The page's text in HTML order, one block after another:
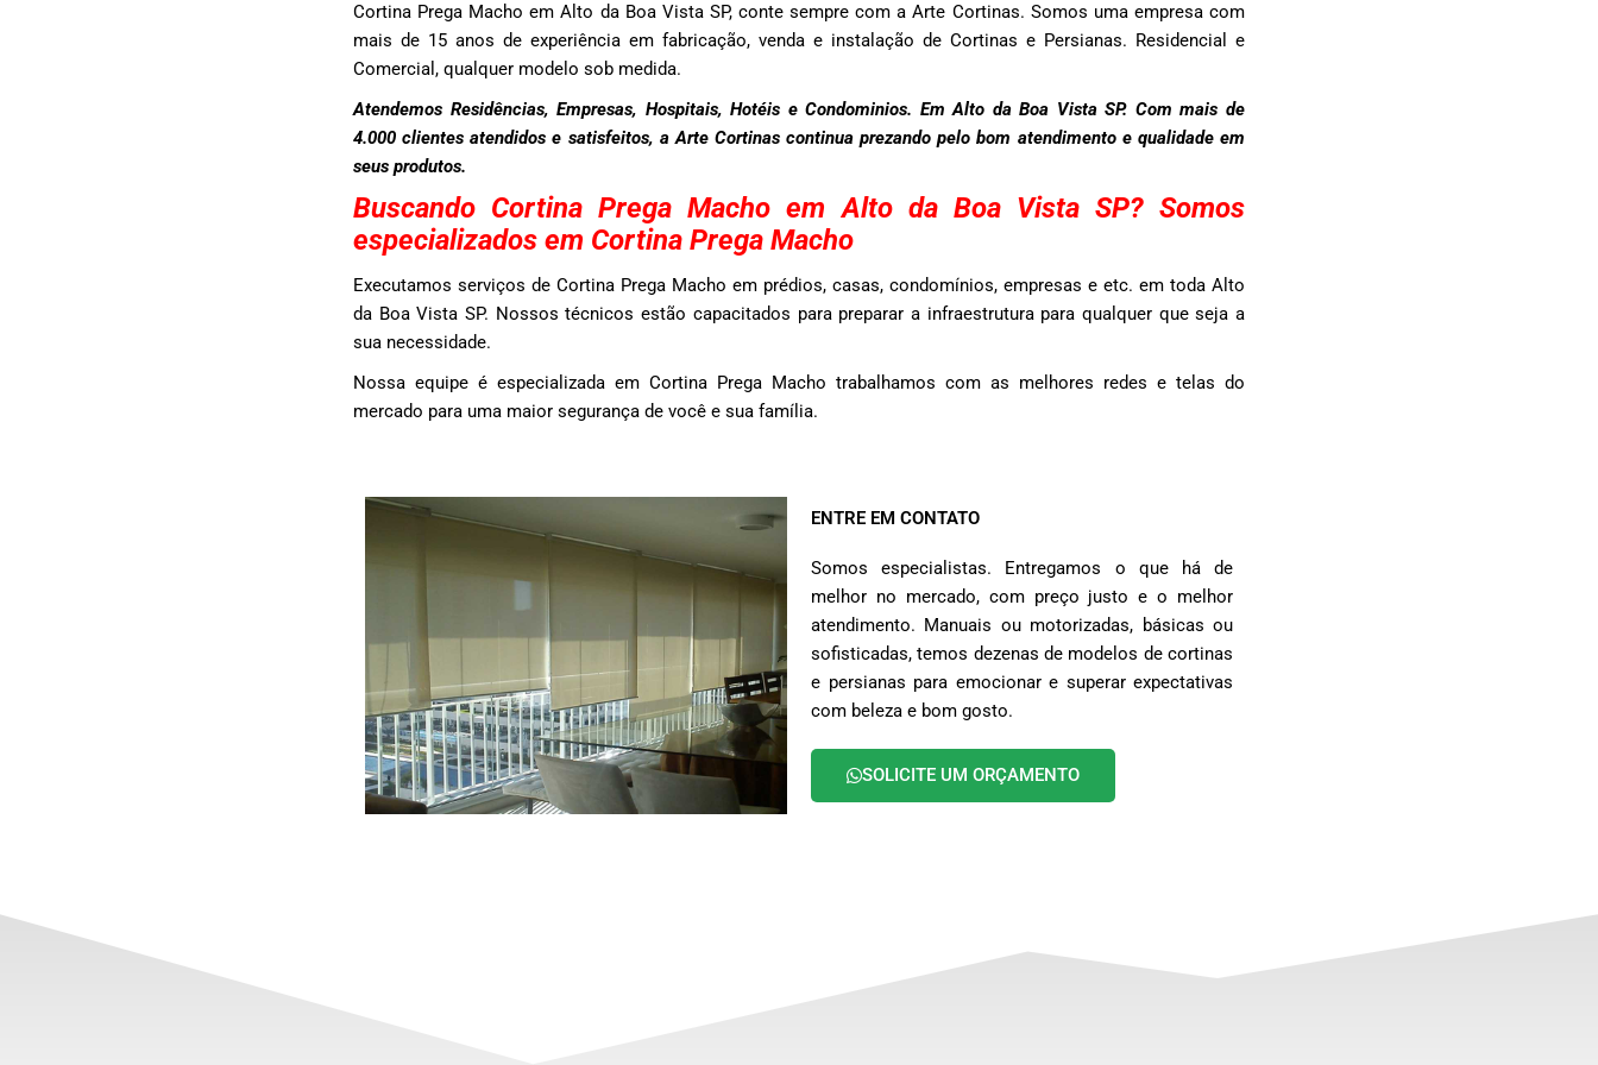
Cortina Prega Macho em Alto da Boa Vista SP, conte sempre com a Arte Cortinas. Somos uma empresa com
mais de 15 anos de experiência em fabricação, venda e instalação de Cortinas e Persianas. Residencial e
Comercial, qualquer modelo sob medida.
Atendemos Residências, Empresas, Hospitais, Hotéis e Condominios. Em Alto da Boa Vista SP. Com mais de
4.000 clientes atendidos e satisfeitos, a Arte Cortinas continua prezando pelo bom atendimento e qualidade em
seus produtos.
Buscando Cortina Prega Macho em Alto da Boa Vista SP? Somos
especializados em Cortina Prega Macho
Executamos serviços de Cortina Prega Macho em prédios, casas, condomínios, empresas e etc. em toda Alto
da Boa Vista SP. Nossos técnicos estão capacitados para preparar a infraestrutura para qualquer que seja a
sua necessidade.
Nossa equipe é especializada em Cortina Prega Macho trabalhamos com as melhores redes e telas do
mercado para uma maior segurança de você e sua família.
ENTRE EM CONTATO
Somos especialistas. Entregamos o que há de
melhor no mercado, com preço justo e o melhor
atendimento. Manuais ou motorizadas, básicas ou
sofisticadas, temos dezenas de modelos de cortinas
e persianas para emocionar e superar expectativas
com beleza e bom gosto.
SOLICITE UM ORÇAMENTO